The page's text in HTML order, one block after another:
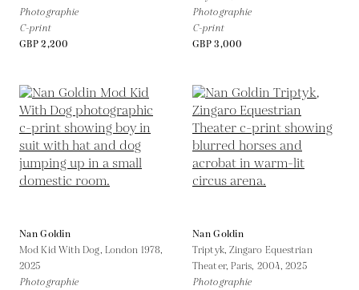
Photographie
C-print
GBP 2,200
Photographie
C-print
GBP 3,000
Nan Goldin
Mod Kid With Dog, London 1978,
2025
Photographie
Nan Goldin
Triptyk, Zingaro Equestrian
Theater, Paris, 2004,2025
Photographie